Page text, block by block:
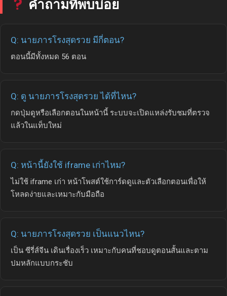
คำถามที่พบบ่อย
Q: นายภารโรงสุดรวย มีกี่ตอน?
ตอนนี้มีทั้งหมด 56 ตอน
Q: ดู นายภารโรงสุดรวย ได้ที่ไหน?
กดปุ่มดูหรือเลือกตอนในหน้านี้ ระบบจะเปิดแหล่งรับชมที่ตรวจ
แล้วในแท็บใหม่
Q: หน้านี้ยังใช้ iframe เก่าไหม?
ไม่ใช้ iframe เก่า หน้าโพสต์ใช้การ์ดดูและตัวเลือกตอนเพื่อให้
โหลดง่ายและเหมาะกับมือถือ
Q: นายภารโรงสุดรวย เป็นแนวไหน?
เป็น ซีรี่ส์จีน เดินเรื่องเร็ว เหมาะกับคนที่ชอบดูตอนสั้นและตาม
ปมหลักแบบกระชับ